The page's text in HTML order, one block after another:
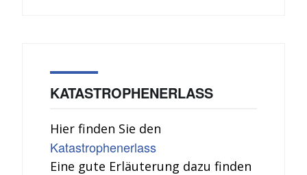
KATASTROPHENERLASS
Hier finden Sie den
Katastrophenerlass
Eine gute Erläuterung dazu finden